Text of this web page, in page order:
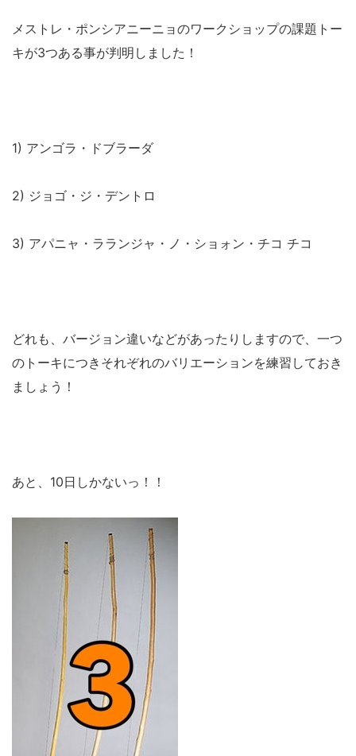
メストレ・ポンシアニーニョのワークショップの課題トー
キが3つある事が判明しました！
1) アンゴラ・ドブラーダ
2) ジョゴ・ジ・デントロ
3) アパニャ・ラランジャ・ノ・ショォン・チコ チコ
どれも、バージョン違いなどがあったりしますので、一つ
のトーキにつきそれぞれのバリエーションを練習しておき
ましょう！
あと、10日しかないっ！！